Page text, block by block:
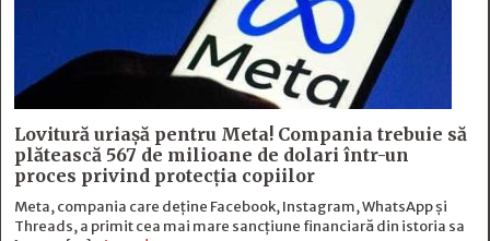
Lovitură uriașă pentru Meta! Compania trebuie să
plătească 567 de milioane de dolari într-un
proces privind protecția copiilor
Meta, compania care deține Facebook, Instagram, WhatsApp și
Threads, a primit cea mai mare sancțiune financiară din istoria sa